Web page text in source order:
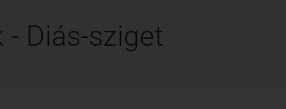
- Diás-sziget